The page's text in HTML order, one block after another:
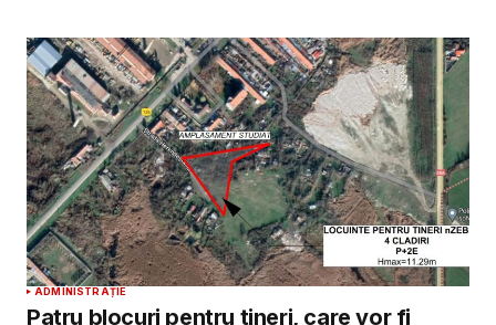
ADMINISTRAȚIE
Patru blocuri pentru tineri, care vor fi